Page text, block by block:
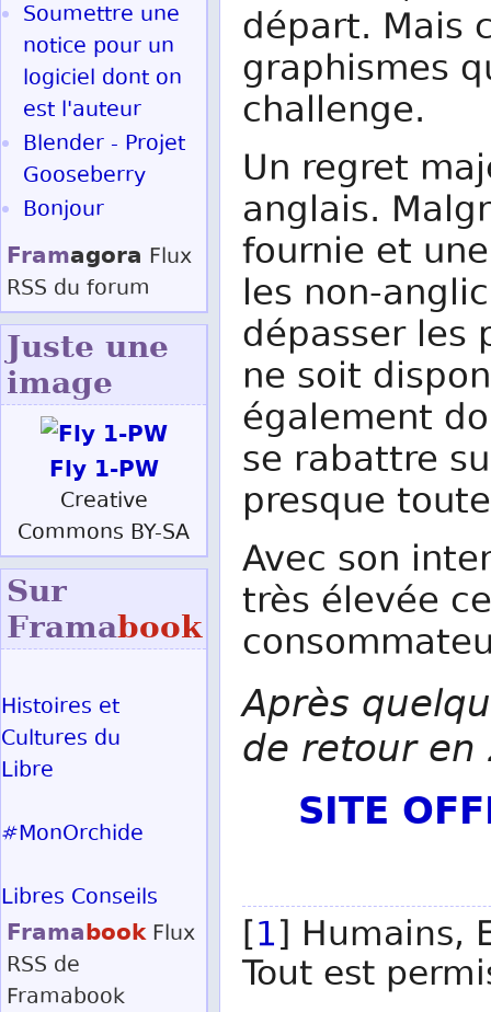
départ. Mais
graphismes
challenge.
Un regret
anglais.
fournie et
les non-
dépasser les
ne soit
également
se rabattre
presque
Avec son
très élevée
Après
de retour
SITE
[1] Humains,
Tout est
Soumettre une
notice pour un
logiciel dont on
est l'auteur
Blender - Projet
Gooseberry
Bonjour
Framagora Flux
RSS du forum
Juste une
image
Fly 1-PW
Creative
Commons BY-SA
Sur
Framabook
Histoires et
Cultures du
Libre
#MonOrchide
Libres Conseils
Framabook Flux
RSS de
Framabook